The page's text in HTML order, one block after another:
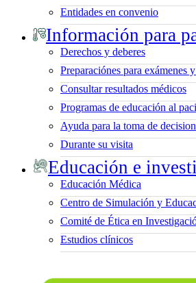
Entidades en convenio
Información para
Derechos y deberes
Preparaciónes para exámenes
Consultar resultados médicos
Programas de educación al
Ayuda para la toma de
Durante su visita
Educación e
Educación Médica
Centro de Simulación y
Comité de Ética en
Estudios clínicos